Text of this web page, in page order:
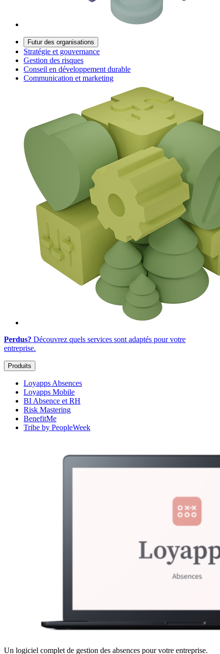
Futur des organisations
Stratégie et gouvernance
Gestion des risques
Conseil en développement durable
Communication et marketing
Perdus? Découvrez quels services sont adaptés pour votre
entreprise.
Produits
Loyapps Absences
Loyapps Mobile
BI Absence et RH
Risk Mastering
BenefitMe
Tribe by PeopleWeek
Un logiciel complet de gestion des absences pour votre entreprise.